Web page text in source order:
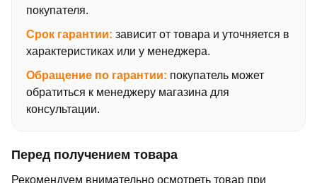
покупателя.
Срок гарантии: зависит от товара и уточняется в
характеристиках или у менеджера.
Обращение по гарантии: покупатель может
обратиться к менеджеру магазина для
консультации.
Перед получением товара
Рекомендуем внимательно осмотреть товар при